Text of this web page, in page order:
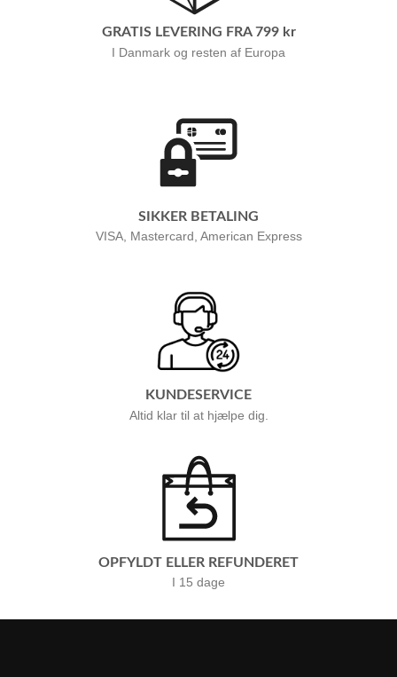
GRATIS LEVERING FRA 799 kr
I Danmark og resten af Europa
SIKKER BETALING
VISA, Mastercard, American Express
KUNDESERVICE
Altid klar til at hjælpe dig.
OPFYLDT ELLER REFUNDERET
I 15 dage